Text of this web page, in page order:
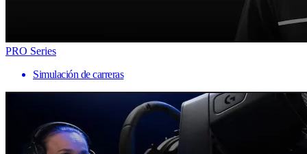
PRO Series
Simulación de carreras